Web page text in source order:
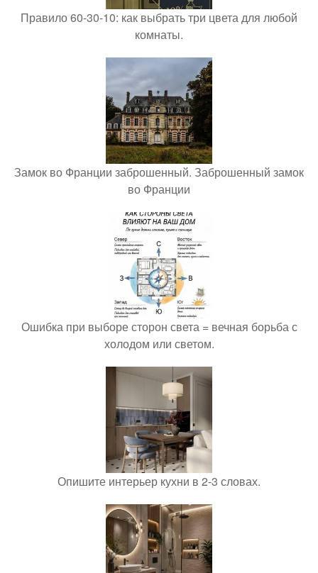
Правило 60-30-10: как выбрать три цвета для любой
комнаты.
Замок во Франции заброшенный. Заброшенный замок
во Франции
Ошибка при выборе сторон света = вечная борьба с
холодом или светом.
Опишите интерьер кухни в 2-3 словах.